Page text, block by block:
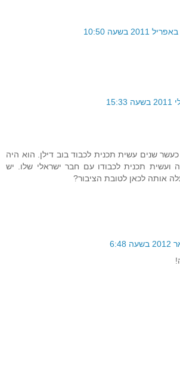
כעשר שנים עשית תכנית לכבוד בוב דילן. הוא היה
ועשית תכנית לכבודו עם חבר ישראלי שלו. יש
אותה לכאן לטובת הציבור?